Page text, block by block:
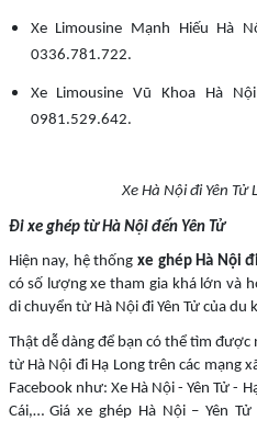
Xe Limousine Mạnh Hiếu Hà
0336.781.722.
Xe Limousine Vũ Khoa Hà
0981.529.642.
Xe Hà Nội đi Yên Tử
Đi xe ghép từ Hà Nội đến Yên Tử
Hiện nay, hệ thống xe ghép Hà Nội
có số lượng xe tham gia khá lớn và
di chuyển từ Hà Nội đi Yên Tử của
Thật dễ dàng để bạn có thể tìm
từ Hà Nội đi Hạ Long trên các mạng
Facebook như: Xe Hà Nội - Yên Tử -
Cái,… Giá xe ghép Hà Nội – Yên